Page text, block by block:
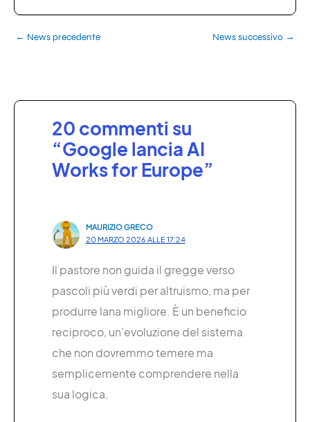
← News precedente News successivo →
20 commenti su
“Google lancia AI
Works for Europe”
MAURIZIO GRECO
20 MARZO 2026 ALLE 17:24
Il pastore non guida il gregge verso
pascoli più verdi per altruismo, ma per
produrre lana migliore. È un beneficio
reciproco, un’evoluzione del sistema
che non dovremmo temere ma
semplicemente comprendere nella
sua logica.